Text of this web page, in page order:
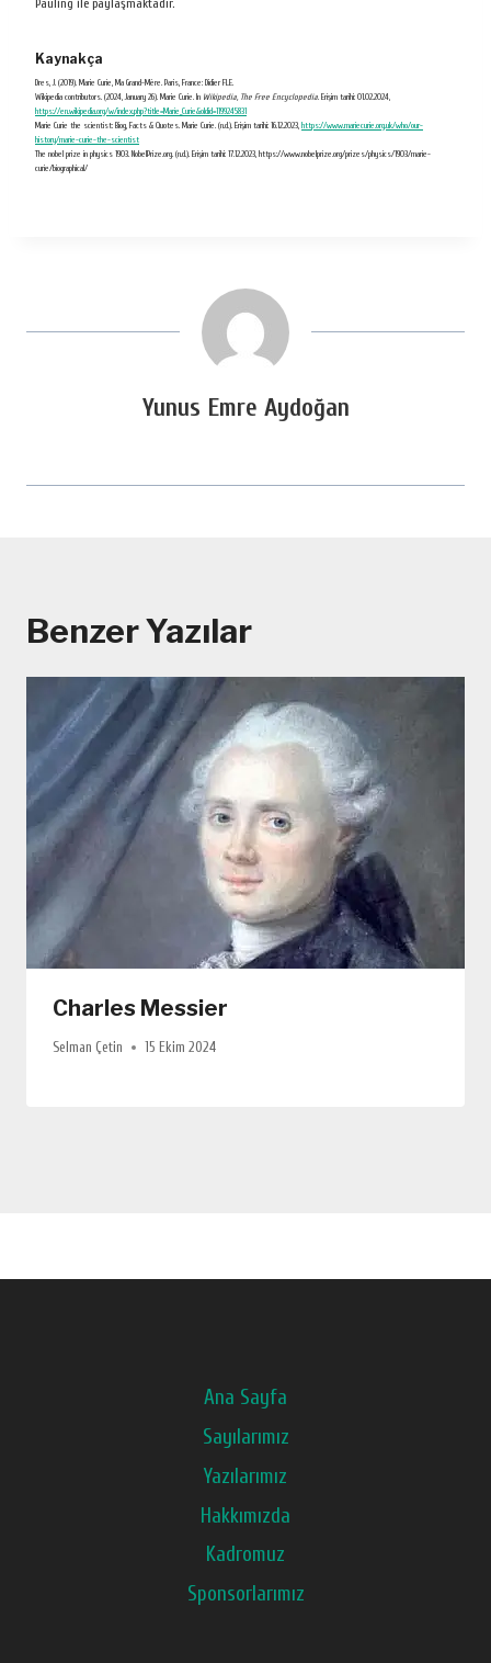
Kaynakça
Dres, J. (2019). Marie Curie, Ma Grand-Mère. Paris, France: Didier FLE.
Wikipedia contributors. (2024, January 26). Marie Curie. In Wikipedia, The Free Encyclopedia . Erişim tarihi: 01.02.2024,
https://en.wikipedia.org/w/index.php?title=Marie_Curie&oldid=1199245831
Marie Curie the scientist: Biog, Facts & Quotes. Marie Curie. (n.d.). Erişim tarihi: 16.12.2023, https://www.mariecurie.org.uk/who/our-
history/marie-curie-the-scientist
The nobel prize in physics 1903. NobelPrize.org. (n.d.). Erişim tarihi: 17.12.2023, https://www.nobelprize.org/prizes/physics/1903/marie-
curie/biographical/
Yunus Emre Aydoğan
Benzer Yazılar
Charles Messier
Selman Çetin 15 Ekim 2024
Ana Sayfa
Sayılarımız
Yazılarımız
Hakkımızda
Kadromuz
Sponsorlarımız